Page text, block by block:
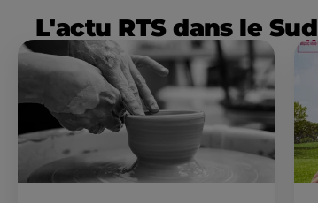
L'actu RTS dans le Sud